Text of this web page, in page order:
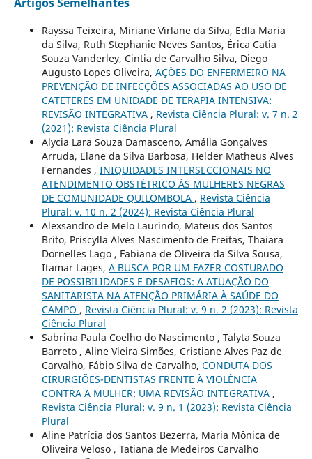
Rayssa Teixeira, Miriane Virlane da Silva, Edla Maria
da Silva, Ruth Stephanie Neves Santos, Érica Catia
Souza Vanderley, Cintia de Carvalho Silva, Diego
Augusto Lopes Oliveira, AÇÕES DO ENFERMEIRO NA
PREVENÇÃO DE INFECÇÕES ASSOCIADAS AO USO DE
CATETERES EM UNIDADE DE TERAPIA INTENSIVA:
REVISÃO INTEGRATIVA , Revista Ciência Plural: v. 7 n. 2
(2021): Revista Ciência Plural
Alycia Lara Souza Damasceno, Amália Gonçalves
Arruda, Elane da Silva Barbosa, Helder Matheus Alves
Fernandes , INIQUIDADES INTERSECCIONAIS NO
ATENDIMENTO OBSTÉTRICO ÀS MULHERES NEGRAS
DE COMUNIDADE QUILOMBOLA , Revista Ciência
Plural: v. 10 n. 2 (2024): Revista Ciência Plural
Alexsandro de Melo Laurindo, Mateus dos Santos
Brito, Priscylla Alves Nascimento de Freitas, Thaiara
Dornelles Lago , Fabiana de Oliveira da Silva Sousa,
Itamar Lages, A BUSCA POR UM FAZER COSTURADO
DE POSSIBILIDADES E DESAFIOS: A ATUAÇÃO DO
SANITARISTA NA ATENÇÃO PRIMÁRIA À SAÚDE DO
CAMPO , Revista Ciência Plural: v. 9 n. 2 (2023): Revista
Ciência Plural
Sabrina Paula Coelho do Nascimento , Talyta Souza
Barreto , Aline Vieira Simões, Cristiane Alves Paz de
Carvalho, Fábio Silva de Carvalho, CONDUTA DOS
CIRURGIÕES-DENTISTAS FRENTE À VIOLÊNCIA
CONTRA A MULHER: UMA REVISÃO INTEGRATIVA ,
Revista Ciência Plural: v. 9 n. 1 (2023): Revista Ciência
Plural
Aline Patrícia dos Santos Bezerra, Maria Mônica de
Oliveira Veloso , Tatiana de Medeiros Carvalho